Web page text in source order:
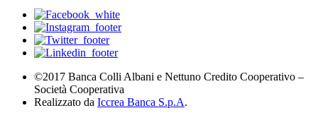
©2017 Banca Colli Albani e Nettuno Credito Cooperativo –
Società Cooperativa
Realizzato da Iccrea Banca S.p.A.